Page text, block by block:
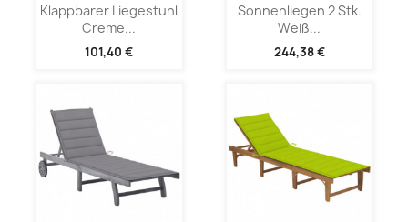
Klappbarer Liegestuhl
Creme...
101,40 €
Sonnenliegen 2 Stk.
Weiß...
244,38 €